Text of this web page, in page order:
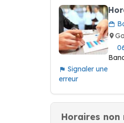
Signaler une
erreur
Horaires non